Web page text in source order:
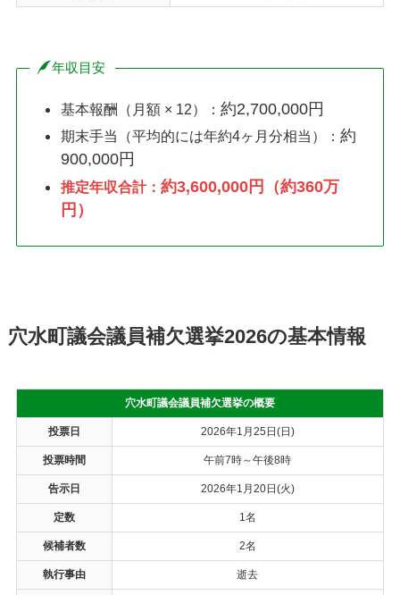
年収目安
基本報酬（月額 × 12）：約2,700,000円
期末手当（平均的には年約4ヶ月分相当）：約
900,000円
推定年収合計：約3,600,000円（約360万
円）
穴水町議会議員補欠選挙2026の基本情報
穴水町議会議員補欠選挙の概要
投票日 2026年1月25日(日)
投票時間 午前7時～午後8時
告示日 2026年1月20日(火)
定数 1名
候補者数 2名
執行事由 逝去